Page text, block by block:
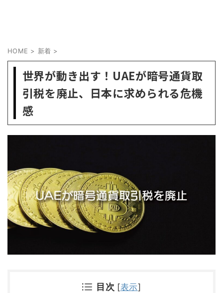
HOME > 新着 >
世界が動き出す！UAEが暗号通貨取
引税を廃止、日本に求められる危機
感
目次 [表示]